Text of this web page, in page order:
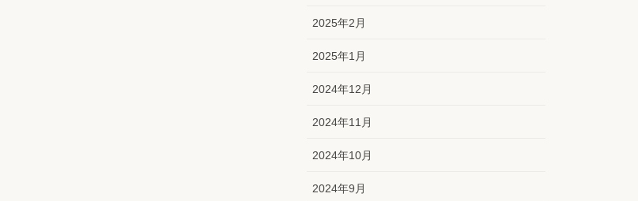
2025年2月
2025年1月
2024年12月
2024年11月
2024年10月
2024年9月